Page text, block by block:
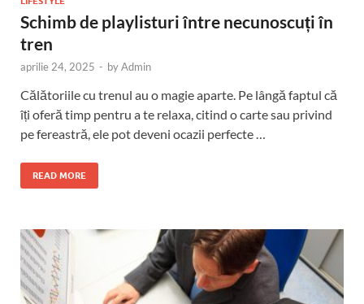
Schimb de playlisturi între necunoscuți în
tren
aprilie 24, 2025 - byAdmin
Călătoriile cu trenul au o magie aparte. Pe lângă faptul că
îți oferă timp pentru a te relaxa, citind o carte sau privind
pe fereastră, ele pot deveni ocazii perfecte …
READ MORE